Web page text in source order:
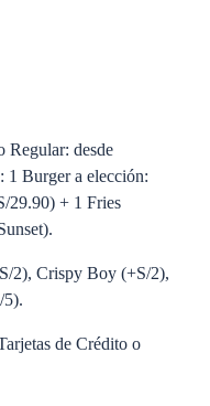
Regular: desde
Burger a elección:
29.90) + 1 Fries
2), Crispy Boy (+S/2),
de Crédito o